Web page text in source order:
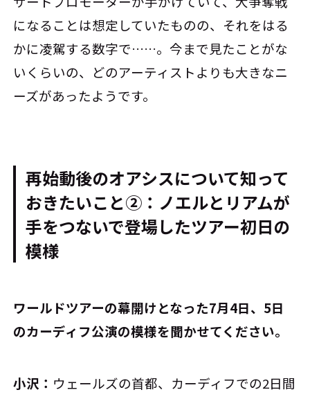
になることは想定していたものの、それをはる
かに凌駕する数字で……。今まで見たことがな
いくらいの、どのアーティストよりも大きなニ
ーズがあったようです。
再始動後のオアシスについて知って
おきたいこと②：ノエルとリアムが
手をつないで登場したツアー初日の
模様
――ワールドツアーの幕開けとなった7月4日、5日
のカーディフ公演の模様を聞かせてください。
小沢： ウェールズの首都、カーディフでの2日間